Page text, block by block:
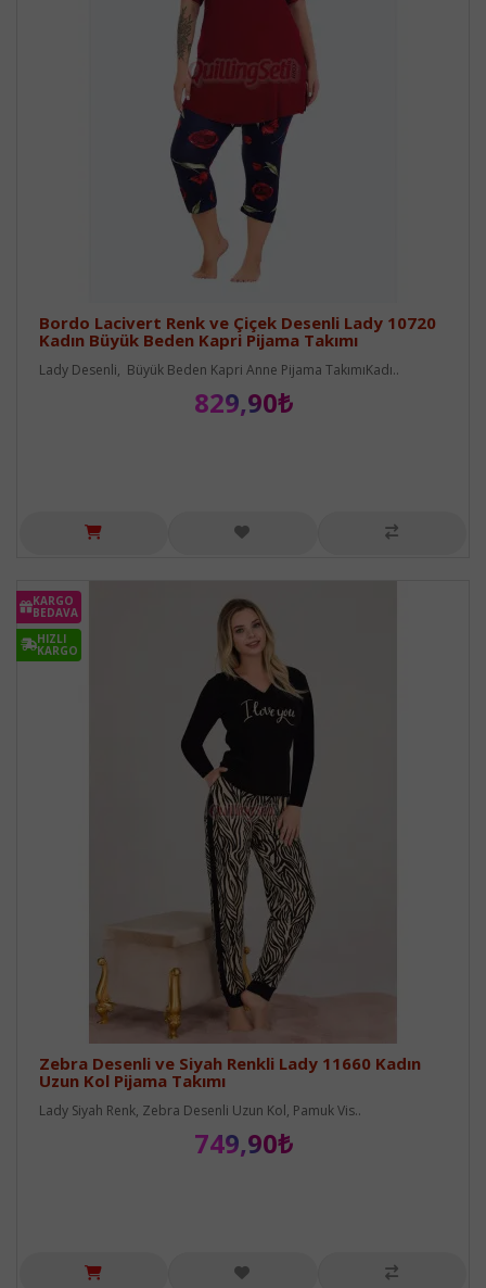
Bordo Lacivert Renk ve Çiçek Desenli Lady 10720
Kadın Büyük Beden Kapri Pijama Takımı
Lady Desenli, Büyük Beden Kapri Anne Pijama TakımıKadı..
829,90₺
KARGO
BEDAVA
HIZLI
KARGO
Zebra Desenli ve Siyah Renkli Lady 11660 Kadın
Uzun Kol Pijama Takımı
Lady Siyah Renk, Zebra Desenli Uzun Kol, Pamuk Vis..
749,90₺